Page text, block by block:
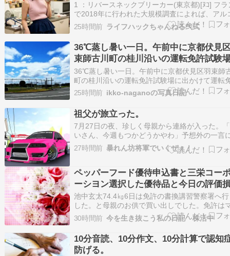
1 ：リバースネックブリーカー(東京都)[ﾇｺ] フラ
で2018年に行われた大規模調査によれば、アル
ル過剰摂取の診断を受けた人は、そうでない人
べて 認知症発症リスクが3・3倍も増加していた
が明らかになりました。 https://diamond.jp/
25時間前 ライフハックちゃんねる弐式
36℃蒸し暑い一日。午前中に京都伏見
束師古川町の桂川沿いの運転免許試験
出かけて運転免許の更新。
36℃蒸し暑い一日。午前中に京都伏見区羽束師
町の桂川沿いの運転免許試験場に出かけて運転
の更新。先月に更新前の講習に出かけ認知症の
と車の運転の実地検査を受けていたので、受付
習会時の書類を渡し、目の検査を済ませた後、
真の撮影後あまり待たずに交付されました。
25時間前 ikko-naganoの写真日記
祖父が旅立った。
7月27日の夜、珍しく母親から連絡が入った。
いさん、今週もつかどうかやわ」予想外の一言
いた。祖父は99歳。年相応に見えない元気な人
知症等もなく家で自立した生活を送っていた。
ようだがご飯もよく食べ、昼間は時代劇を見て
27時間前 暴れん坊将軍でいくぜぇ！
ペッパーフード優待申込書と三栄コー
ーシヨン選択した優待品と今日の評価
池中玄太74.4㎏6日は免許の書換講習警察署へ
した。と母親のお供で買い出しでした。免許は
ナカードと免許証の2枚持ちにしました。レビ
型認知症の94歳の父は、この暑さの中今日も安
ています。母親はやっぱり物忘れひどいです。
の歩数は、4,685歩。今日も腹筋。そ…
30時間前 今を生き抜こう私の日記 株活中
10分音読、10分作文、10分計算で認知
防げる。